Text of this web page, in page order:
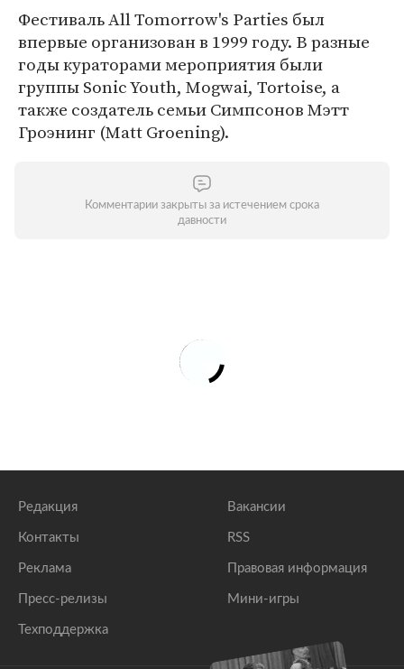
Фестиваль All Tomorrow's Parties был
впервые организован в 1999 году. В разные
годы кураторами мероприятия были
группы Sonic Youth, Mogwai, Tortoise, а
также создатель семьи Симпсонов Мэтт
Гроэнинг (Matt Groening).
Комментарии закрыты за истечением срока
давности
Редакция
Контакты
Реклама
Пресс-релизы
Техподдержка
Вакансии
RSS
Правовая информация
Мини-игры